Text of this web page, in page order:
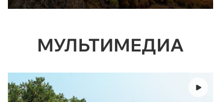
МУЛЬТИМЕДИА